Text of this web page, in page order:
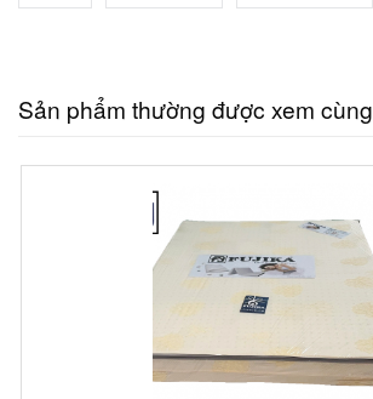
Sản phẩm thường được xem cùng